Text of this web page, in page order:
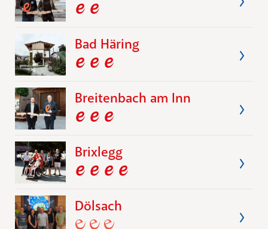
Bad Häring
Breitenbach am Inn
Brixlegg
Dölsach